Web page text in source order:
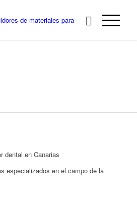
dental en Canarias
especializados en el campo de la